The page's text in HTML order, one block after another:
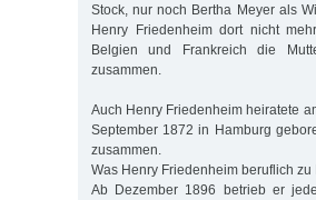
Stock, nur noch Bertha Meyer als
Henry Friedenheim dort nicht
Belgien und Frankreich die
zusammen.
Auch Henry Friedenheim heiratete
September 1872 in Hamburg
zusammen.
Was Henry Friedenheim beruflich
Ab Dezember 1896 betrieb er